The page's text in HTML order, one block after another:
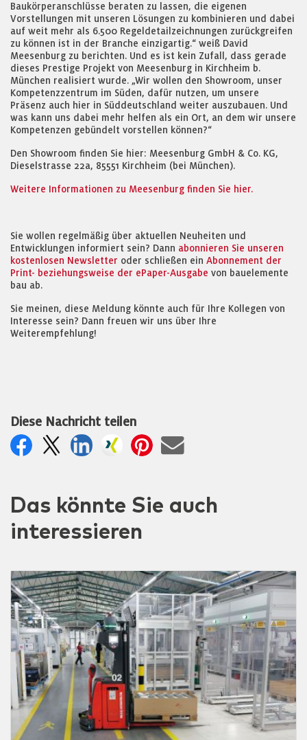
Baukörperanschlüsse beraten zu lassen, die eigenen
Vorstellungen mit unseren Lösungen zu kombinieren und dabei
auf weit mehr als 6.500 Regeldetailzeichnungen zurückgreifen
zu können ist in der Branche einzigartig.“ weiß David
Meesenburg zu berichten. Und es ist kein Zufall, dass gerade
dieses Prestige Projekt von Meesenburg in Kirchheim b.
München realisiert wurde. „Wir wollen den Showroom, unser
Kompetenzzentrum im Süden, dafür nutzen, um unsere
Präsenz auch hier in Süddeutschland weiter auszubauen. Und
was kann uns dabei mehr helfen als ein Ort, an dem wir unsere
Kompetenzen gebündelt vorstellen können?“
Den Showroom finden Sie hier: Meesenburg GmbH & Co. KG,
Dieselstrasse 22a, 85551 Kirchheim (bei München).
Weitere Informationen zu Meesenburg finden Sie hier.
Sie wollen regelmäßig über aktuellen Neuheiten und
Entwicklungen informiert sein? Dann abonnieren Sie unseren
kostenlosen Newsletter oder schließen ein Abonnement der
Print- beziehungsweise der ePaper-Ausgabe von bauelemente
bau ab.
Sie meinen, diese Meldung könnte auch für Ihre Kollegen von
Interesse sein? Dann freuen wir uns über Ihre
Weiterempfehlung!
Diese Nachricht teilen
Das könnte Sie auch
interessieren